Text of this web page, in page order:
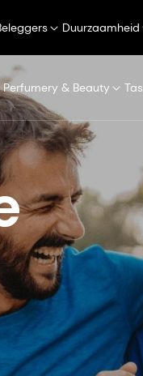
Duurzaamheid
Perfumery & Beauty